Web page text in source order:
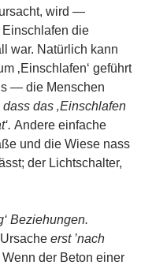
wird —
die
war. Natürlich kann
‚Einschlafen‘ geführt
— die Menschen
dass das ‚Einschlafen
Andere einfache
und die Wiese nass
der Lichtschalter,
Beziehungen.
erst ’nach
Wenn der Beton einer